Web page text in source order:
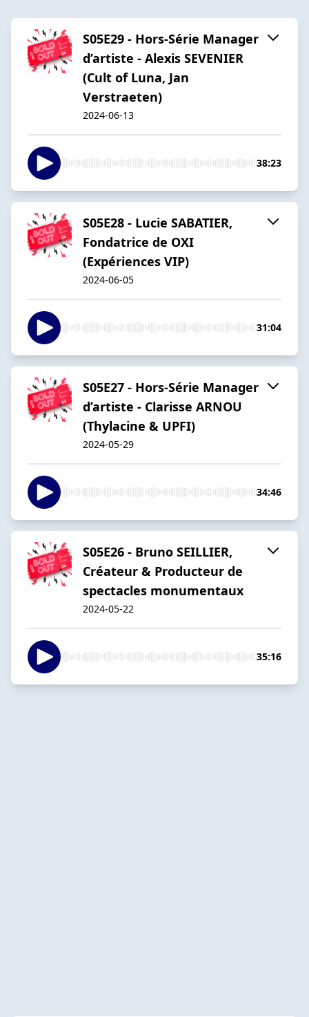
S05E29 - Hors-Série Manager
d’artiste - Alexis SEVENIER
(Cult of Luna, Jan
Verstraeten)
2024-06-13
38:23
S05E28 - Lucie SABATIER,
Fondatrice de OXI
(Expériences VIP)
2024-06-05
31:04
S05E27 - Hors-Série Manager
d’artiste - Clarisse ARNOU
(Thylacine & UPFI)
2024-05-29
34:46
S05E26 - Bruno SEILLIER,
Créateur & Producteur de
spectacles monumentaux
2024-05-22
35:16